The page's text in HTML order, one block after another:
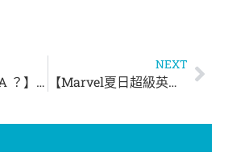
【奶樽含有雙酚A ？】長期大量攝取可導致不孕、影響成長發育
NEXT
【Marvel夏日超級英雄】@海港城